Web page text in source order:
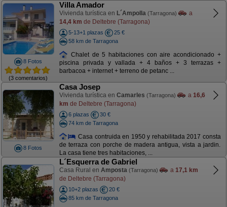
8 Fotos
(3 comentarios)
Villa Amador
Vivienda turística en L´Ampolla (Tarragona)
a
14,4 km de Deltebre (Tarragona)
5-13+1 plazas
25 €
58 km de Tarragona
Chalet de 5 habitaciones con aire acondicionado +
piscina privada y vallada + 4 baños + 3 terrazas +
barbacoa + internet + terreno de petanc ...
8 Fotos
Casa Josep
Vivienda turística en Camarles (Tarragona) a 16,6
km de Deltebre (Tarragona)
6 plazas
30 €
74 km de Tarragona
Casa contruida en 1950 y rehabilitada 2017 consta
de terraza con porche de madera antigua, vista a jardin.
La casa tiene tres habitaciones, ...
L´Esquerra de Gabriel
Casa Rural en Amposta (Tarragona) a 17,1 km
de Deltebre (Tarragona)
10+2 plazas
20 €
85 km de Tarragona